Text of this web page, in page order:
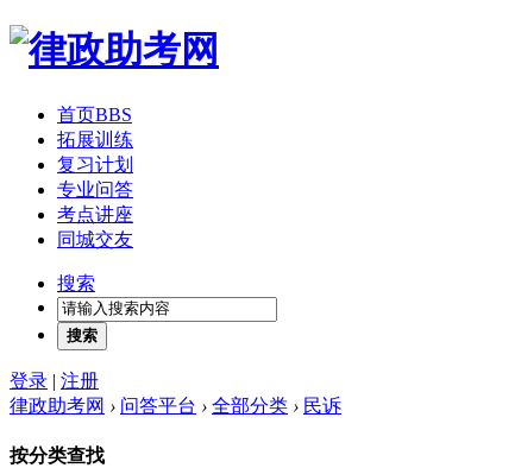
首页BBS
拓展训练
复习计划
专业问答
考点讲座
同城交友
搜索
搜索
登录 | 注册
律政助考网 › 问答平台 › 全部分类 › 民诉
按分类查找